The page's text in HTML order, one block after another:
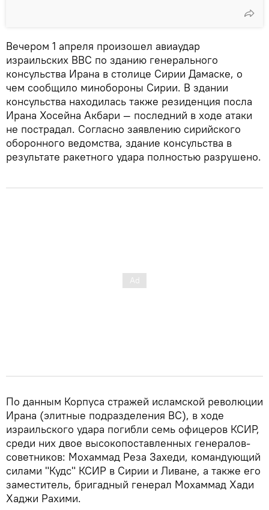
Вечером 1 апреля произошел авиаудар
израильских ВВС по зданию генерального
консульства Ирана в столице Сирии Дамаске, о
чем сообщило минобороны Сирии. В здании
консульства находилась также резиденция посла
Ирана Хосейна Акбари — последний в ходе атаки
не пострадал. Согласно заявлению сирийского
оборонного ведомства, здание консульства в
результате ракетного удара полностью разрушено.
По данным Корпуса стражей исламской революции
Ирана (элитные подразделения ВС), в ходе
израильского удара погибли семь офицеров КСИР,
среди них двое высокопоставленных генералов-
советников: Мохаммад Реза Захеди, командующий
силами "Кудс" КСИР в Сирии и Ливане, а также его
заместитель, бригадный генерал Мохаммад Хади
Хаджи Рахими.